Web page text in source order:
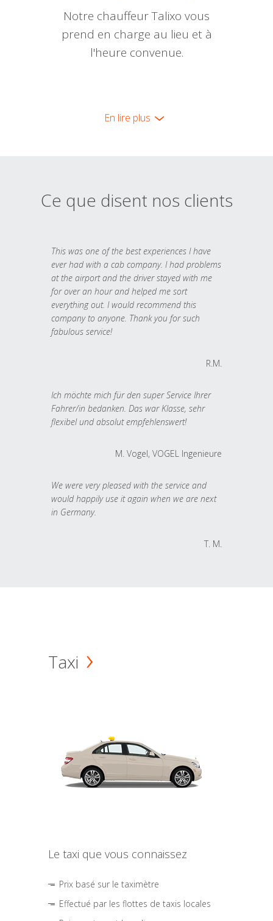
Notre chauffeur Talixo vous
prend en charge au lieu et à
l'heure convenue.
En lire plus
Ce que disent nos clients
This was one of the best experiences I have
ever had with a cab company. I had problems
at the airport and the driver stayed with me
for over an hour and helped me sort
everything out. I would recommend this
company to anyone. Thank you for such
fabulous service!
R.M.
Ich möchte mich für den super Service Ihrer
Fahrer/in bedanken. Das war Klasse, sehr
flexibel und absolut empfehlenswert!
M. Vogel, VOGEL Ingenieure
We were very pleased with the service and
would happily use it again when we are next
in Germany.
T. M.
Taxi
Le taxi que vous connaissez
Prix basé sur le taximètre
Effectué par les flottes de taxis locales